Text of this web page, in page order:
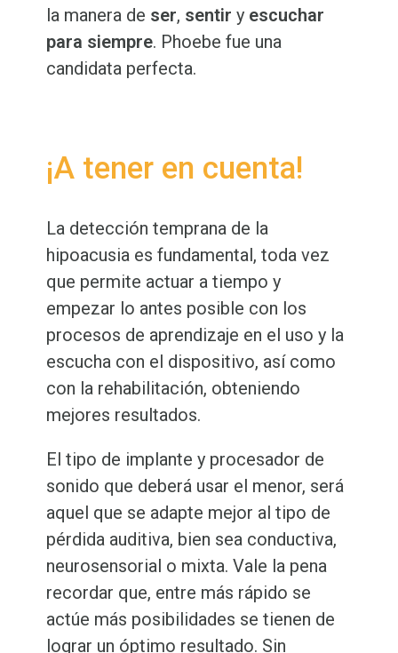
la manera de ser, sentiry escuchar
para siempre. Phoebe fue una
candidata perfecta.
¡A tener en cuenta!
La detección temprana de la
hipoacusia es fundamental, toda vez
que permite actuar a tiempo y
empezar lo antes posible con los
procesos de aprendizaje en el uso y la
escucha con el dispositivo, así como
con la rehabilitación, obteniendo
mejores resultados.
El tipo de implante y procesador de
sonido que deberá usar el menor, será
aquel que se adapte mejor al tipo de
pérdida auditiva, bien sea conductiva,
neurosensorial o mixta. Vale la pena
recordar que, entre más rápido se
actúe más posibilidades se tienen de
lograr un óptimo resultado. Sin